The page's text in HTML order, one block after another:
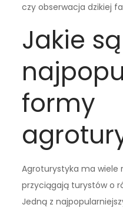
czy obserwacja dzikiej
Jakie są
formy
Agroturystyka ma wiele
przyciągają turystów o
Jedną z